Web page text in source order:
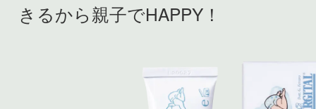
きるから親子でHAPPY！